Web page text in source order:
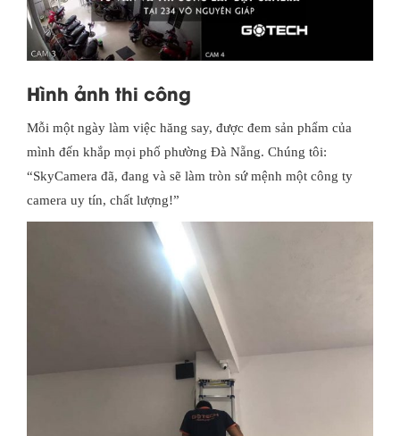
Hình ảnh thi công
Mỗi một ngày làm việc hăng say, được đem sản phẩm của
mình đến khắp mọi phố phường Đà Nẵng. Chúng tôi:
“SkyCamera đã, đang và sẽ làm tròn sứ mệnh một công ty
camera uy tín, chất lượng!”